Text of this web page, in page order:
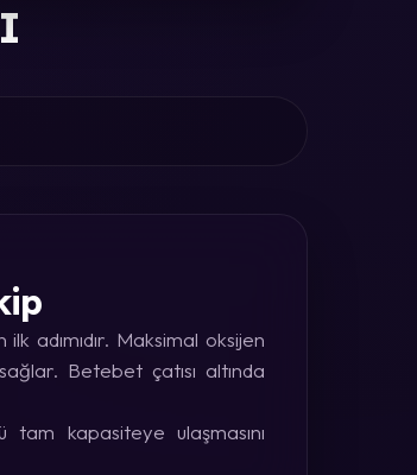
adımıdır. Maksimal oksijen
Betebet çatısı altında
kapasiteye ulaşmasını